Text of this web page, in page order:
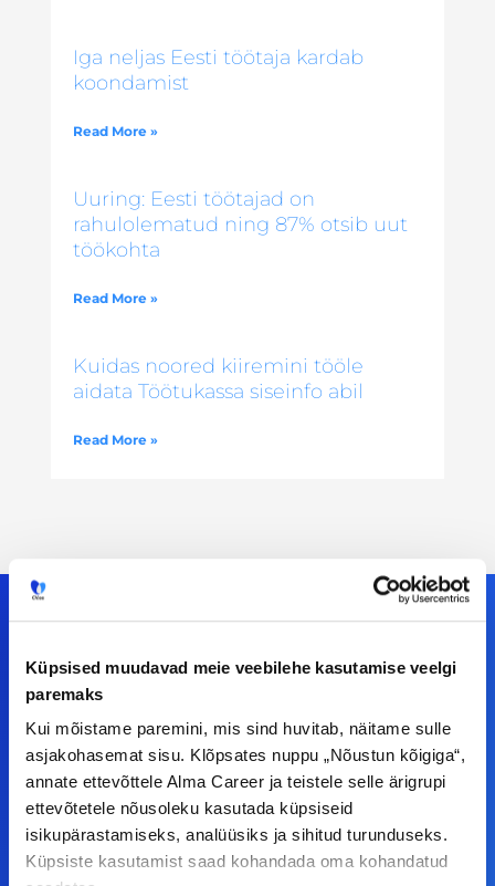
Küpsised muudavad meie veebilehe kasutamise veelgi
paremaks
Kui mõistame paremini, mis sind huvitab, näitame sulle
asjakohasemat sisu. Klõpsates nuppu „Nõustun kõigiga“,
annate ettevõttele Alma Career ja teistele selle ärigrupi
ettevõtetele nõusoleku kasutada küpsiseid
isikupärastamiseks, analüüsiks ja sihitud turunduseks.
Küpsiste kasutamist saad kohandada oma kohandatud
Iga neljas Eesti töötaja kardab
koondamist
Read More »
Uuring: Eesti töötajad on
rahulolematud ning 87% otsib uut
töökohta
Read More »
Kuidas noored kiiremini tööle
aidata Töötukassa siseinfo abil
Read More »
Meiega leiad!
Tööelublogi.ee lehelt leiad kõik vajaliku, et olla
kursis tööturu uudistega. Kui sul on
ettepanekuid erinevate teemade osas või soovid
teha koostööd, siis võta meiega julgelt ühendust.